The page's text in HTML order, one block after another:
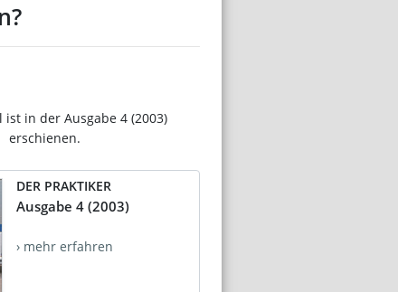
ist in der Ausgabe 4 (2003)
erschienen.
DER PRAKTIKER
Ausgabe 4 (2003)
› mehr erfahren